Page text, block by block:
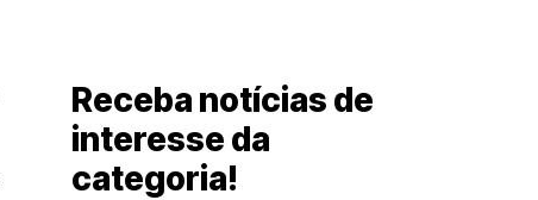
Receba notícias de
interesse da
categoria!